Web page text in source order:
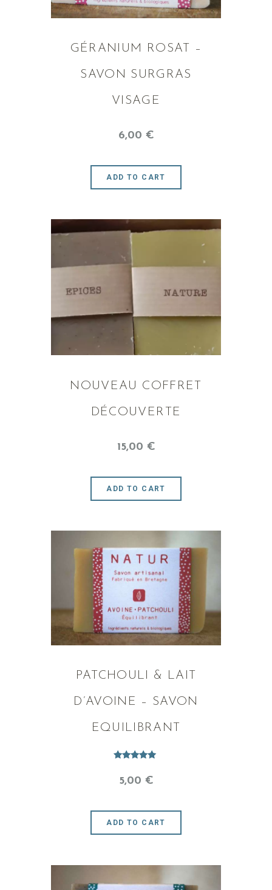
GÉRANIUM ROSAT –
SAVON SURGRAS
VISAGE
6,00 €
ADD TO CART
NOUVEAU COFFRET
DÉCOUVERTE
15,00 €
ADD TO CART
PATCHOULI & LAIT
D’AVOINE – SAVON
EQUILIBRANT
5.00
sur 5
5,00 €
ADD TO CART